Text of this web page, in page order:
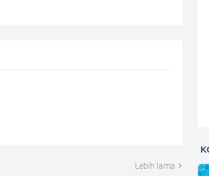
Lebih lama